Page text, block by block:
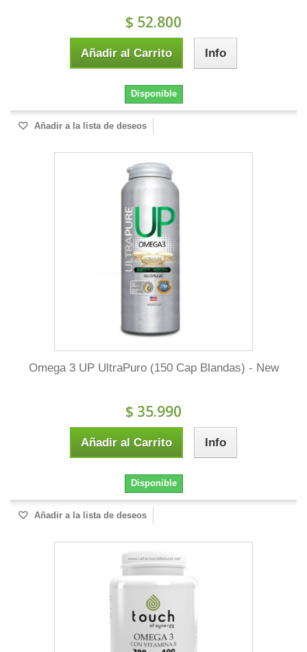
$ 52.800
Añadir al Carrito Info
Disponible
Añadir a la lista de deseos
Omega 3 UP UltraPuro (150 Cap Blandas) - New
$ 35.990
Añadir al Carrito Info
Disponible
Añadir a la lista de deseos